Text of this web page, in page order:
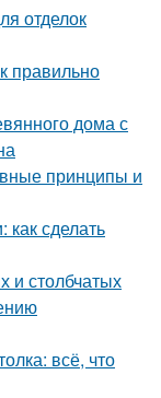
отделок
правильно
дома с
принципы и
как сделать
и столбчатых
всё, что